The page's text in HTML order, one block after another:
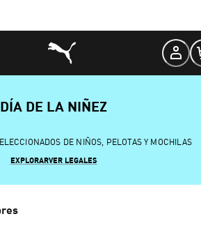
DÍA DE LA NIÑEZ
DE NIÑOS, PELOTAS Y MOCHILAS
EXPLORARVER LEGALES